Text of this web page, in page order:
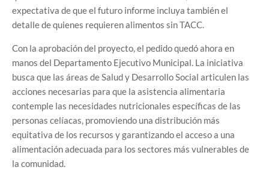
expectativa de que el futuro informe incluya también el
detalle de quienes requieren alimentos sin TACC.
Con la aprobación del proyecto, el pedido quedó ahora en
manos del Departamento Ejecutivo Municipal. La iniciativa
busca que las áreas de Salud y Desarrollo Social articulen las
acciones necesarias para que la asistencia alimentaria
contemple las necesidades nutricionales específicas de las
personas celíacas, promoviendo una distribución más
equitativa de los recursos y garantizando el acceso a una
alimentación adecuada para los sectores más vulnerables de
la comunidad.